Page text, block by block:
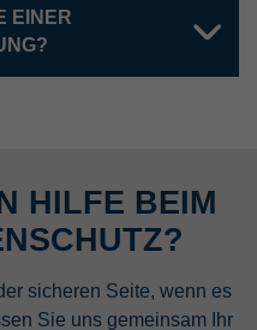
EINER
HILFE BEIM
sicheren Seite, wenn es
Sie uns gemeinsam Ihr